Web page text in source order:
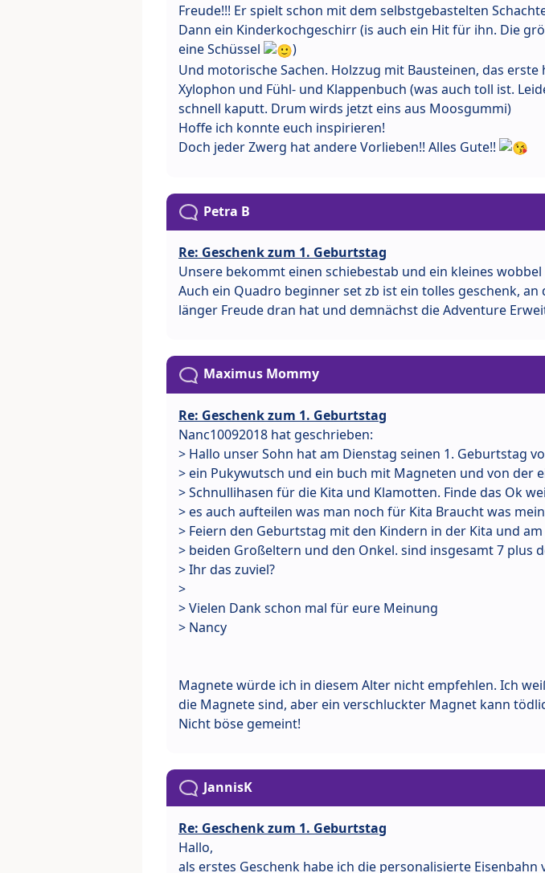
Freude!!! Er spielt schon mit dem selbstgebastelten
Dann ein Kinderkochgeschirr (is auch ein Hit für ihn. Die
eine Schüssel
)
Und motorische Sachen. Holzzug mit Bausteinen, das erste
Xylophon und Fühl- und Klappenbuch (was auch toll ist.
schnell kaputt. Drum wirds jetzt eins aus Moosgummi)
Hoffe ich konnte euch inspirieren!
Doch jeder Zwerg hat andere Vorlieben!! Alles Gute!!
Petra B
Re: Geschenk zum 1. Geburtstag
Unsere bekommt einen schiebestab und ein kleines
Auch ein Quadro beginner set zb ist ein tolles geschenk, an
länger Freude dran hat und demnächst die Adventure
Maximus Mommy
Re: Geschenk zum 1. Geburtstag
Nanc10092018 hat geschrieben:
> Hallo unser Sohn hat am Dienstag seinen 1. Geburtstag
> ein Pukywutsch und ein buch mit Magneten und von der
> Schnullihasen für die Kita und Klamotten. Finde das Ok
> es auch aufteilen was man noch für Kita Braucht was
> Feiern den Geburtstag mit den Kindern in der Kita und
> beiden Großeltern und den Onkel. sind insgesamt 7 plus
> Ihr das zuviel?
>
> Vielen Dank schon mal für eure Meinung
> Nancy
Magnete würde ich in diesem Alter nicht empfehlen. Ich
die Magnete sind, aber ein verschluckter Magnet kann
Nicht böse gemeint!
JannisK
Re: Geschenk zum 1. Geburtstag
Hallo,
als erstes Geschenk habe ich die personalisierte Eisenbahn